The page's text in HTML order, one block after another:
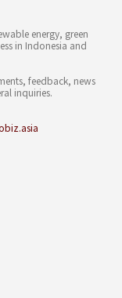
energy, green
in Indonesia and
feedback, news
inquiries.